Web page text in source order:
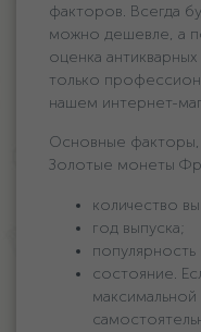
факторов. Всегда
можно дешевле, а
оценка
только
нашем интернет-
Основные
Золотые монеты
количество
год выпуска;
популярность
состояние.